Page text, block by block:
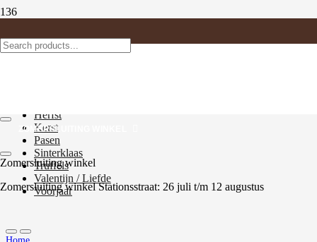
ZOMERSLUITING WINKEL
Zomersluiting winkel
Zomersluiting winkel Stationsstraat: 26 juli t/m 12 augustus
Herfst
Kerst
Pasen
Sinterklaas
Truffels
Valentijn / Liefde
Voorjaar
Home